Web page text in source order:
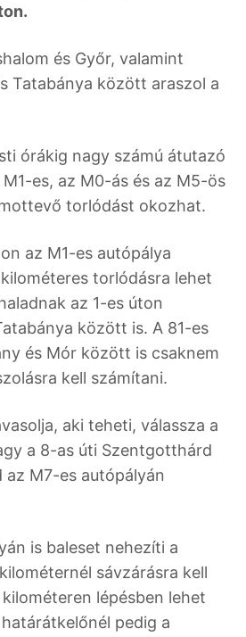
és Győr, valamint
Tatabánya között araszol a
órákig nagy számú átutazó
es, az M0-ás és az M5-ös
torlódást okozhat.
az M1-es autópálya
torlódásra lehet
az 1-es úton
között is. A 81-es
és Mór között is csaknem
kell számítani.
aki teheti, válassza a
a 8-as úti Szentgotthárd
M7-es autópályán
is baleset nehezíti a
sávzárásra kell
lépésben lehet
pedig a